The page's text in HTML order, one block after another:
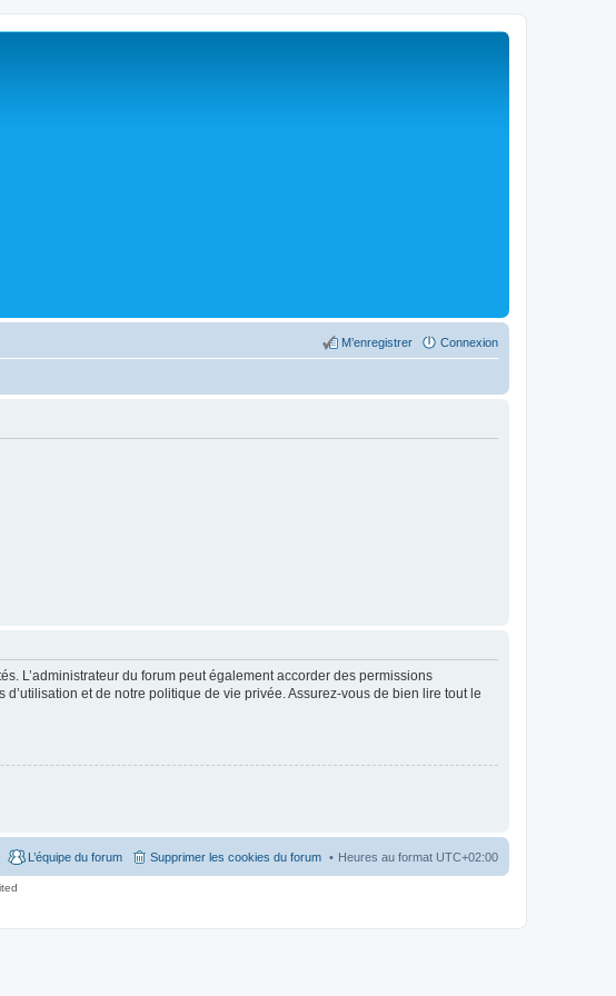
Connexion
M’enregistrer
L’administrateur du forum peut également accorder des permissions
et de notre politique de vie privée. Assurez-vous de bien lire tout le
Heures au format UTC+02:00
Supprimer les cookies du forum
L’équipe du forum